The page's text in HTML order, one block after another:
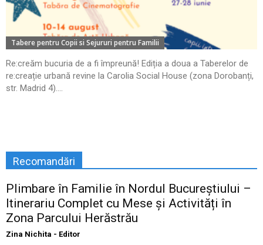
Tabere pentru Copii si Sejururi pentru Familii
Re:creăm bucuria de a fi împreună! Ediția a doua a Taberelor de
re:creație urbană revine la Carolia Social House (zona Dorobanți,
str. Madrid 4)....
Recomandări
Plimbare în Familie în Nordul Bucureștiului –
Itinerariu Complet cu Mese și Activități în
Zona Parcului Herăstrău
Zina Nichita - Editor